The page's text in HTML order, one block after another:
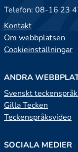
Telefon: 08-16 23
Kontakt
Om webbplatsen
Cookieinställningar
ANDRA
Svenskt
Gilla Tecken
Teckenspråksvideo
SOCIALA MEDIER